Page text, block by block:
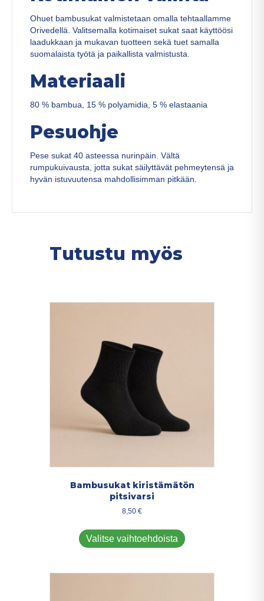
Ohuet bambusukat valmistetaan omalla tehtaallamme
Orivedellä. Valitsemalla kotimaiset sukat saat käyttöösi
laadukkaan ja mukavan tuotteen sekä tuet samalla
suomalaista työtä ja paikallista valmistusta.
Materiaali
80 % bambua, 15 % polyamidia, 5 % elastaania
Pesuohje
Pese sukat 40 asteessa nurinpäin. Vältä
rumpukuivausta, jotta sukat säilyttävät pehmeytensä ja
hyvän istuvuutensa mahdollisimman pitkään.
Tutustu myös
Bambusukat kiristämätön
pitsivarsi
8,50 €
Valitse vaihtoehdoista
tuotteella
muunnelma.